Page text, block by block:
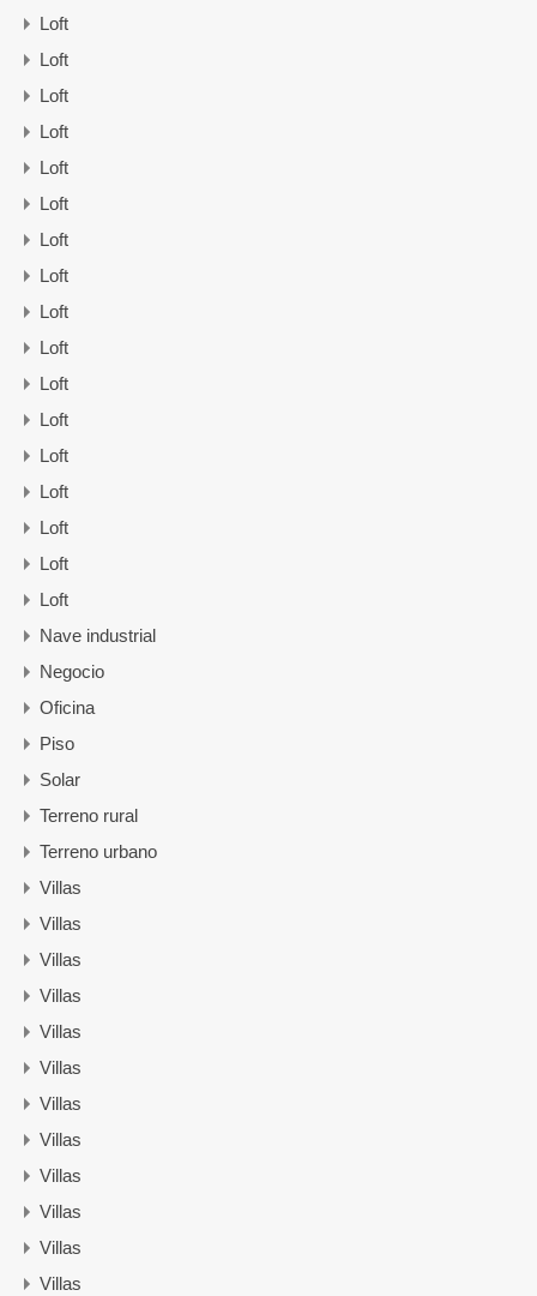
Loft
Loft
Loft
Loft
Loft
Loft
Loft
Loft
Loft
Loft
Loft
Loft
Loft
Loft
Loft
Loft
Loft
Nave industrial
Negocio
Oficina
Piso
Solar
Terreno rural
Terreno urbano
Villas
Villas
Villas
Villas
Villas
Villas
Villas
Villas
Villas
Villas
Villas
Villas